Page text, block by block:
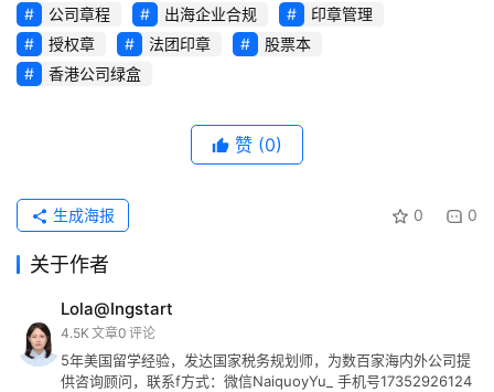
公司章程
出海企业合规
印章管理
授权章
法团印章
股票本
香港公司绿盒
赞 (0)
0 0
生成海报
关于作者
Lola@Ingstart
4.5K 文章0 评论
5年美国留学经验，发达国家税务规划师，为数百家海内外公司提
供咨询顾问，联系f方式：微信NaiquoyYu_ 手机号17352926124